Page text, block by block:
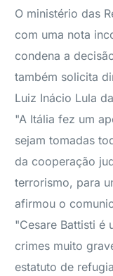
O ministério das
com uma nota
condena a
também solicita
Luiz Inácio Lula
"A Itália fez um
sejam tomadas
da cooperação
terrorismo, para
afirmou o
"Cesare Battisti é
crimes muito
estatuto de